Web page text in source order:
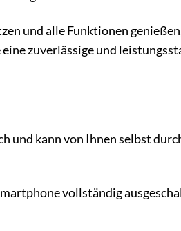
und alle Funktionen
zuverlässige und
und kann von Ihnen selbst
vollständig